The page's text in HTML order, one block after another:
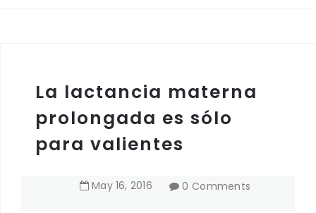
La lactancia materna
prolongada es sólo
para valientes
May 16, 2016 0 Comments